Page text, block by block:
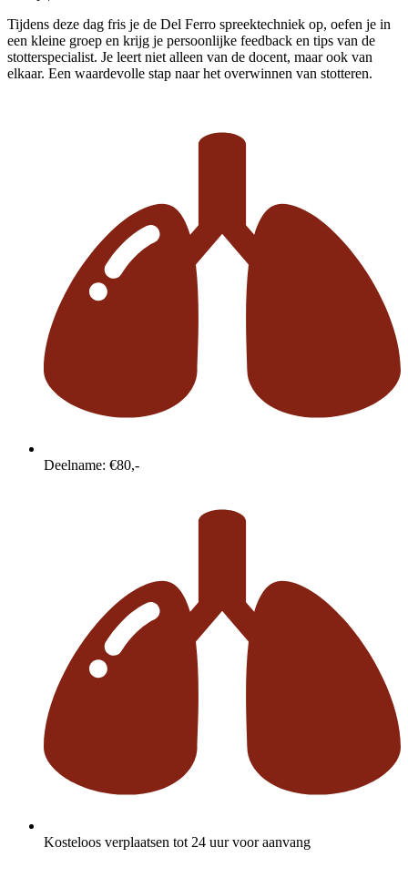
Tijdens deze dag fris je de Del Ferro spreektechniek op, oefen je in
een kleine groep en krijg je persoonlijke feedback en tips van de
stotterspecialist. Je leert niet alleen van de docent, maar ook van
elkaar. Een waardevolle stap naar het overwinnen van stotteren.
Deelname: €80,-
Kosteloos verplaatsen tot 24 uur voor aanvang